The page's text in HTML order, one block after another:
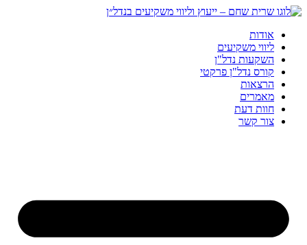
אודות
ליווי משקיעים
השקעות נדל"ן
קורס נדל"ן פרקטי
הרצאות
מאמרים
חוות דעת
צור קשר